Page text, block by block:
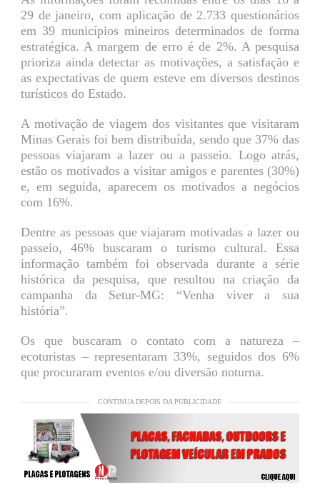
29 de janeiro, com aplicação de 2.733 questionários
em 39 municípios mineiros determinados de forma
estratégica. A margem de erro é de 2%. A pesquisa
prioriza ainda detectar as motivações, a satisfação e
as expectativas de quem esteve em diversos destinos
turísticos do Estado.
A motivação de viagem dos visitantes que visitaram
Minas Gerais foi bem distribuída, sendo que 37% das
pessoas viajaram a lazer ou a passeio. Logo atrás,
estão os motivados a visitar amigos e parentes (30%)
e, em seguida, aparecem os motivados a negócios
com 16%.
Dentre as pessoas que viajaram motivadas a lazer ou
passeio, 46% buscaram o turismo cultural. Essa
informação também foi observada durante a série
histórica da pesquisa, que resultou na criação da
campanha da Setur-MG: “Venha viver a sua
história”.
Os que buscaram o contato com a natureza –
ecoturistas – representaram 33%, seguidos dos 6%
que procuraram eventos e/ou diversão noturna.
CONTINUA DEPOIS DA PUBLICIDADE